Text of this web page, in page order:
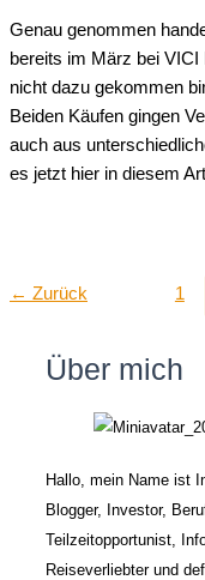
Genau genommen
bereits im März bei
nicht dazu gekommen
Beiden Käufen gingen
auch aus
es jetzt hier in diesem
← Zurück 1
Über mich
Hallo, mein Name ist
Blogger, Investor,
Teilzeitopportunist,
Reiseverliebter und